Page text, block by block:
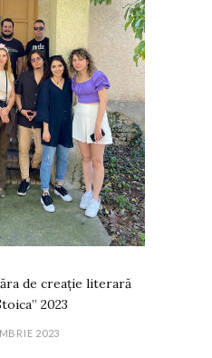
de creație literară
2023
2023